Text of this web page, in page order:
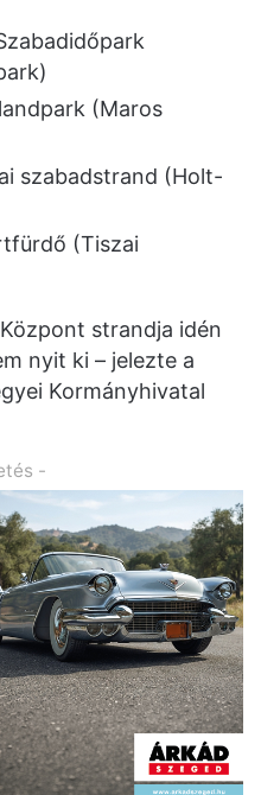
(Maros
szabadstrand (Holt-
(Tiszai
strandja idén
nyit ki – jelezte a
Kormányhivatal
-